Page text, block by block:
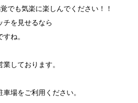
でも気楽に楽しんでください！！
チを見せるなら
ね。
しております。
場をご利用ください。